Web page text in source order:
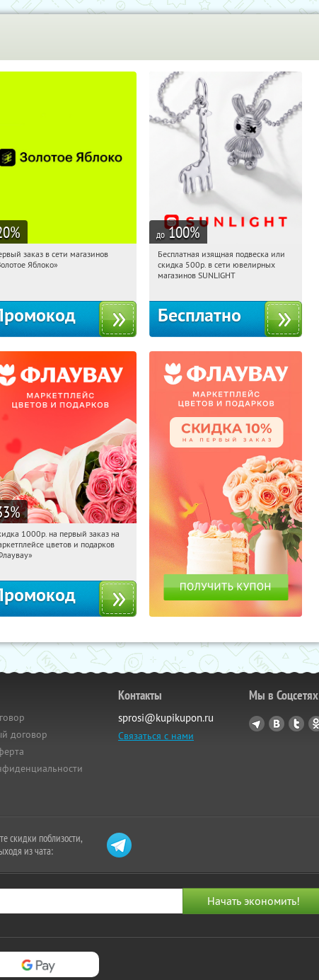
%
15:46:07
Получи первым!
заказ в сети магазинов
Яблоко»
до 100%
15:46:07 Получили:
Россия
Бесплатная изящная подвеска или
скидка 500р. в сети ювелирных
магазинов SUNLIGHT
Бесплатно
%
15:46:07 Получили:
1000р. на первый заказ на
цветов и подарков
договор
Контакты
sprosi@kupikupon.ru
Связаться с нами
Мы в Соцсетях
скидки поблизости,
из чата: